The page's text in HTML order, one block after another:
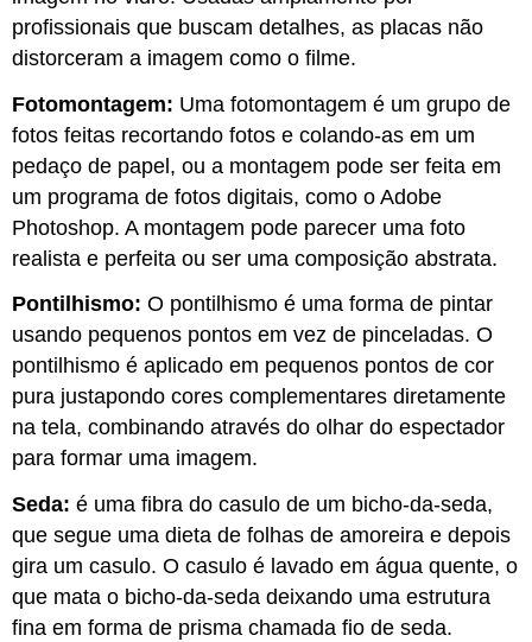
profissionais que buscam detalhes, as placas não
distorceram a imagem como o filme.
Fotomontagem: Uma fotomontagem é um grupo de
fotos feitas recortando fotos e colando-as em um
pedaço de papel, ou a montagem pode ser feita em
um programa de fotos digitais, como o Adobe
Photoshop. A montagem pode parecer uma foto
realista e perfeita ou ser uma composição abstrata.
Pontilhismo: O pontilhismo é uma forma de pintar
usando pequenos pontos em vez de pinceladas. O
pontilhismo é aplicado em pequenos pontos de cor
pura justapondo cores complementares diretamente
na tela, combinando através do olhar do espectador
para formar uma imagem.
Seda: é uma fibra do casulo de um bicho-da-seda,
que segue uma dieta de folhas de amoreira e depois
gira um casulo. O casulo é lavado em água quente, o
que mata o bicho-da-seda deixando uma estrutura
fina em forma de prisma chamada fio de seda.